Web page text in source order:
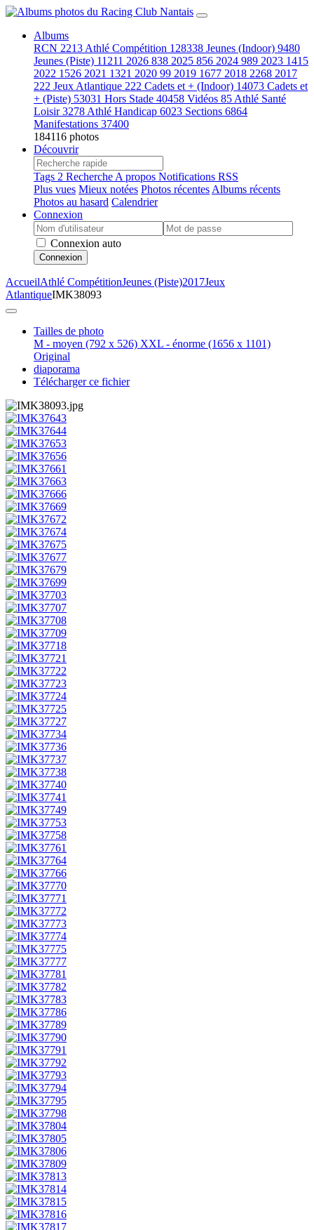
Albums
RCN 2213 Athlé Compétition 128338 Jeunes (Indoor) 9480
Jeunes (Piste) 11211 2026 838 2025 856 2024 989 2023 1415
2022 1526 2021 1321 2020 99 2019 1677 2018 2268 2017
222 Jeux Atlantique 222 Cadets et + (Indoor) 14073 Cadets et
+ (Piste) 53031 Hors Stade 40458 Vidéos 85 Athlé Santé
Loisir3278 Athlé Handicap 6023 Sections 6864
Manifestations 37400
184116 photos
Découvrir
Tags 2 Recherche A propos Notifications RSS
Plus vues Mieux notées Photos récentes Albums récents
Photos au hasard Calendrier
Connexion
Connexion auto
Connexion
AccueilAthlé CompétitionJeunes (Piste)2017Jeux
AtlantiqueIMK38093
Tailles de photo
M - moyen (792 x 526) XXL - énorme (1656 x 1101)
Original
diaporama
Télécharger ce fichier